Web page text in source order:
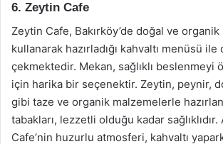
6. Zeytin Cafe
Zeytin Cafe, Bakırköy’de doğal ve
kullanarak hazırladığı kahvaltı menüsü ile
çekmektedir. Mekan, sağlıklı beslenmeyi
için harika bir seçenektir. Zeytin, peynir,
gibi taze ve organik malzemelerle
tabakları, lezzetli olduğu kadar sağlıklıdır.
Cafe’nin huzurlu atmosferi, kahvaltı